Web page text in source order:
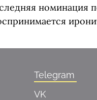
номинация
Telegram
VK